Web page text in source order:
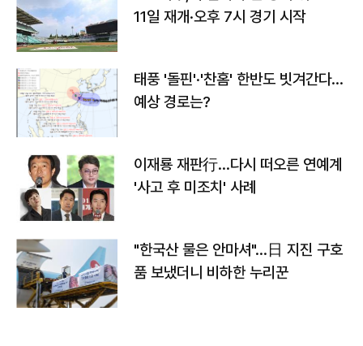
11일 재개·오후 7시 경기 시작
태풍 '돌핀'·'찬홈' 한반도 빗겨간다…
예상 경로는?
이재룡 재판行…다시 떠오른 연예계
'사고 후 미조치' 사례
"한국산 물은 안마셔"…日 지진 구호
품 보냈더니 비하한 누리꾼